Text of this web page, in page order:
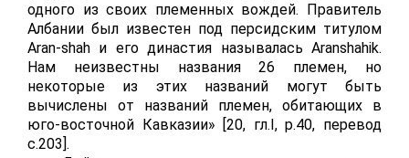
одного из своих племенных вождей. Правитель
Албании был известен под персидским титулом
Аran-shah и его династия называлась Aranshahik.
Нам неизвестны названия 26 племен, но
некоторые из этих названий могут быть
вычислены от названий племен, обитающих в
юго-восточной Кавказии» [20, гл.I,p.40, перевод
с.203].